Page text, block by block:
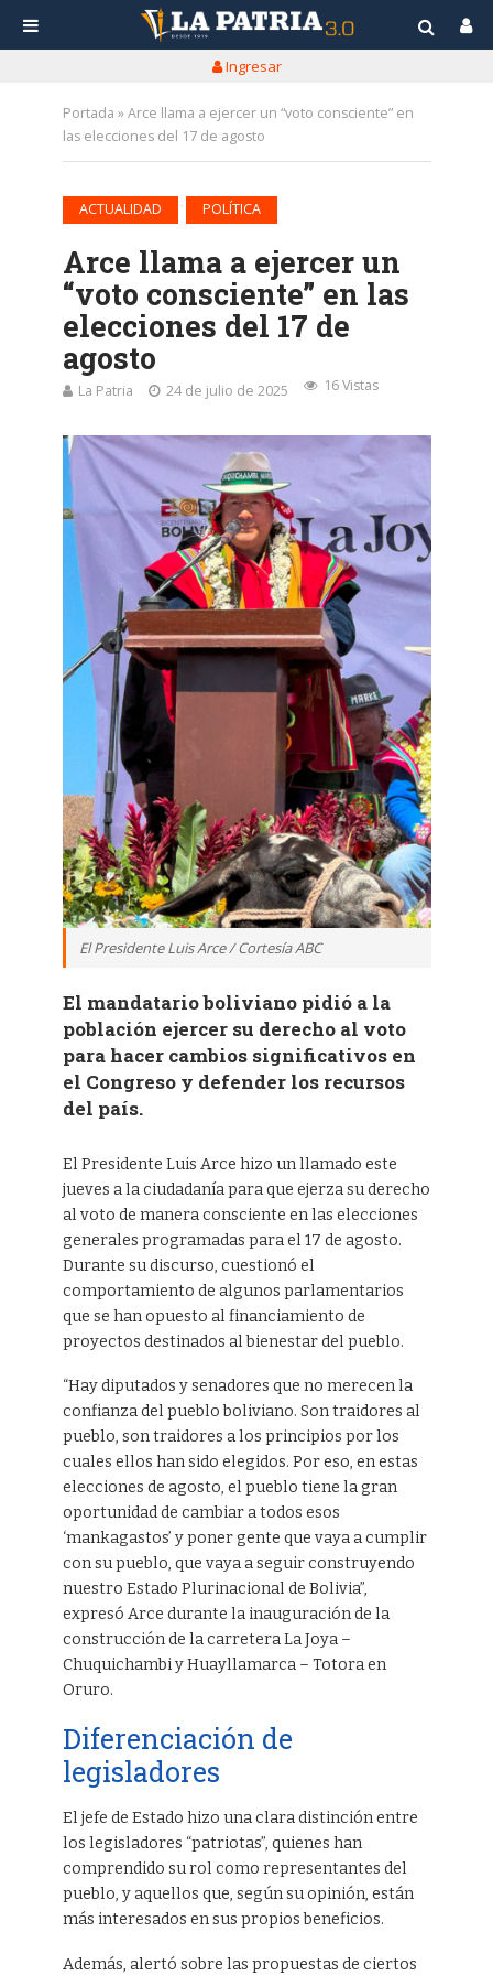
Ingresar
Portada »Arce llama a ejercer un “voto consciente” en
las elecciones del 17 de agosto
ACTUALIDAD POLÍTICA
Arce llama a ejercer un
“voto consciente” en las
elecciones del 17 de
agosto
La Patria 24 de julio de 2025 16 Vistas
El Presidente Luis Arce / Cortesía ABC
El mandatario boliviano pidió a la
población ejercer su derecho al voto
para hacer cambios significativos en
el Congreso y defender los recursos
del país.
El Presidente Luis Arce hizo un llamado este
jueves a la ciudadanía para que ejerza su derecho
al voto de manera consciente en las elecciones
generales programadas para el 17 de agosto.
Durante su discurso, cuestionó el
comportamiento de algunos parlamentarios
que se han opuesto al financiamiento de
proyectos destinados al bienestar del pueblo.
“Hay diputados y senadores que no merecen la
confianza del pueblo boliviano. Son traidores al
pueblo, son traidores a los principios por los
cuales ellos han sido elegidos. Por eso, en estas
elecciones de agosto, el pueblo tiene la gran
oportunidad de cambiar a todos esos
‘mankagastos’ y poner gente que vaya a cumplir
con su pueblo, que vaya a seguir construyendo
nuestro Estado Plurinacional de Bolivia”,
expresó Arce durante la inauguración de la
construcción de la carretera La Joya –
Chuquichambi y Huayllamarca – Totora en
Oruro.
Diferenciación de
legisladores
El jefe de Estado hizo una clara distinción entre
los legisladores “patriotas”, quienes han
comprendido su rol como representantes del
pueblo, y aquellos que, según su opinión, están
más interesados en sus propios beneficios.
Además, alertó sobre las propuestas de ciertos